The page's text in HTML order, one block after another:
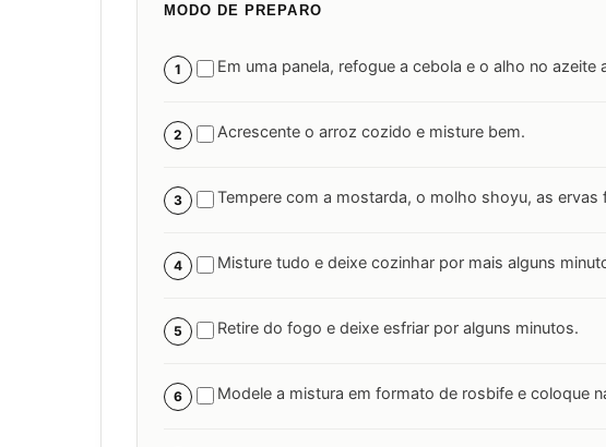
MODO DE PREPARO
1 Em uma panela, refogue a cebola e o alho no azeite
2 Acrescente o arroz cozido e misture bem.
3 Tempere com a mostarda, o molho shoyu, as
4 Misture tudo e deixe cozinhar por mais alguns
5 Retire do fogo e deixe esfriar por alguns minutos.
6 Modele a mistura em formato de rosbife e coloque